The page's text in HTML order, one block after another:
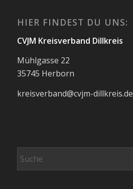
HIER FINDEST DU UNS:
CVJM Kreisverband Dillkreis
Mühlgasse 22
35745 Herborn
kreisverband@cvjm-dillkreis.de